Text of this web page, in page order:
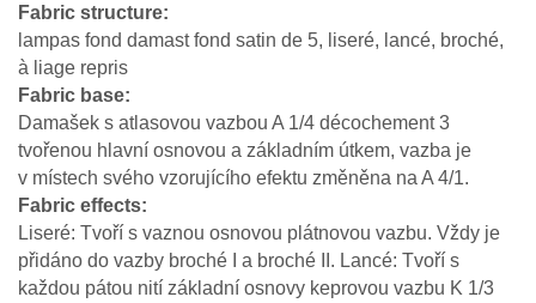
Fabric structure
lampas fond damast fond satin de 5, liseré, lancé, broché,
à liage repris
Fabric base
Damašek s atlasovou vazbou A 1/4 décochement 3
tvořenou hlavní osnovou a základním útkem, vazba je
v místech svého vzorujícího efektu změněna na A 4/1.
Fabric effects
Liseré: Tvoří s vaznou osnovou plátnovou vazbu. Vždy je
přidáno do vazby broché I a broché II. Lancé: Tvoří s
každou pátou nití základní osnovy keprovou vazbu K 1/3